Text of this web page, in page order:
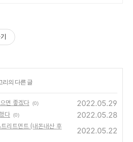
리의 다른 글
면 좋겠다 (0) 2022.05.29
다 (0) 2022.05.28
리트먼트 (내돈내산 후
2022.05.22